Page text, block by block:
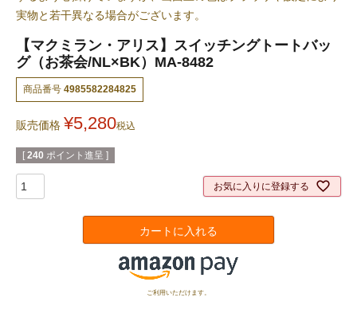
実物と若干異なる場合がございます。
【マクミラン・アリス】スイッチングトートバッ
グ（お茶会/NL×BK）MA-8482
商品番号 4985582284825
販売価格 ¥5,280税込
[ 240 ポイント進呈 ]
お気に入りに登録する
カートに入れる
ご利用いただけます。